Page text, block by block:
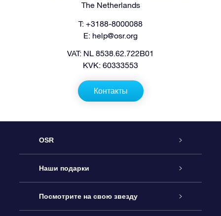
The Netherlands
T: +3188-8000088
E: help@osr.org
VAT: NL 8538.62.722B01
KVK: 60333553
Контакты
OSR
Обслуживание
Как с нами связаться
Наши подарки
Онлайн подарок Online Star Gift
Посмотрите на свою звезду